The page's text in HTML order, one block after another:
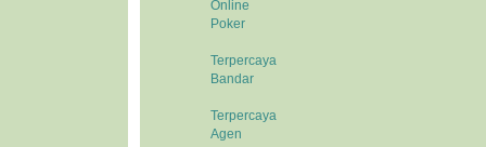
Online
Poker
Terpercaya
Bandar
Terpercaya
Agen